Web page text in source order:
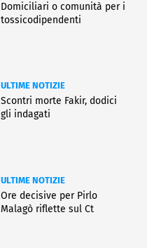
Domiciliari o comunità per i
tossicodipendenti
ULTIME NOTIZIE
Scontri morte Fakir, dodici
gli indagati
ULTIME NOTIZIE
Ore decisive per Pirlo
Malagò riflette sul Ct